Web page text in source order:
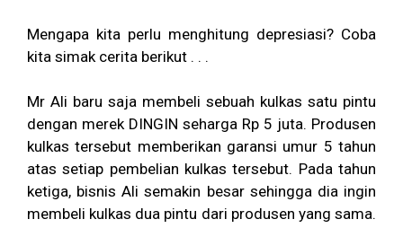
Mengapa kita perlu menghitung depresiasi? Coba
kita simak cerita berikut . . .
Mr Ali baru saja membeli sebuah kulkas satu pintu
dengan merek DINGIN seharga Rp 5 juta. Produsen
kulkas tersebut memberikan garansi umur 5 tahun
atas setiap pembelian kulkas tersebut. Pada tahun
ketiga, bisnis Ali semakin besar sehingga dia ingin
membeli kulkas dua pintu dari produsen yang sama.